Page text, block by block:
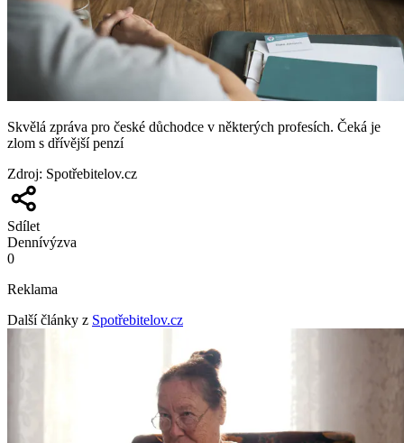
Skvělá zpráva pro české důchodce v některých profesích. Čeká je
zlom s dřívější penzí
Zdroj: Spotřebitelov.cz
Sdílet
Dennívýzva
0
Reklama
Další články z Spotřebitelov.cz